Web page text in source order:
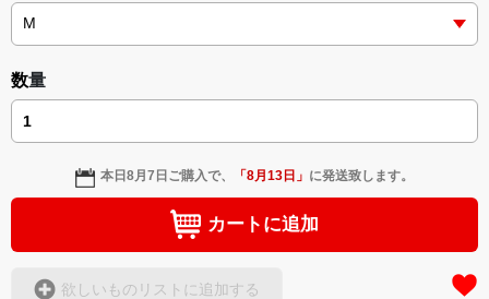
数量
本日8月7日 ご購入で、 「8月13日 」 に発送致します。
カートに追加
欲しいものリストに追加する